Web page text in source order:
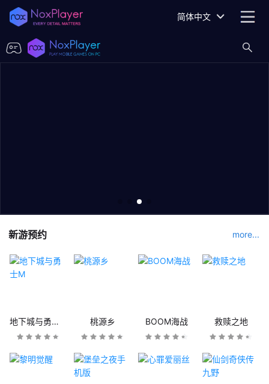
简体中文
新游预约 more...
地下城与勇士M 桃源乡 BOOM海战 救赎之地